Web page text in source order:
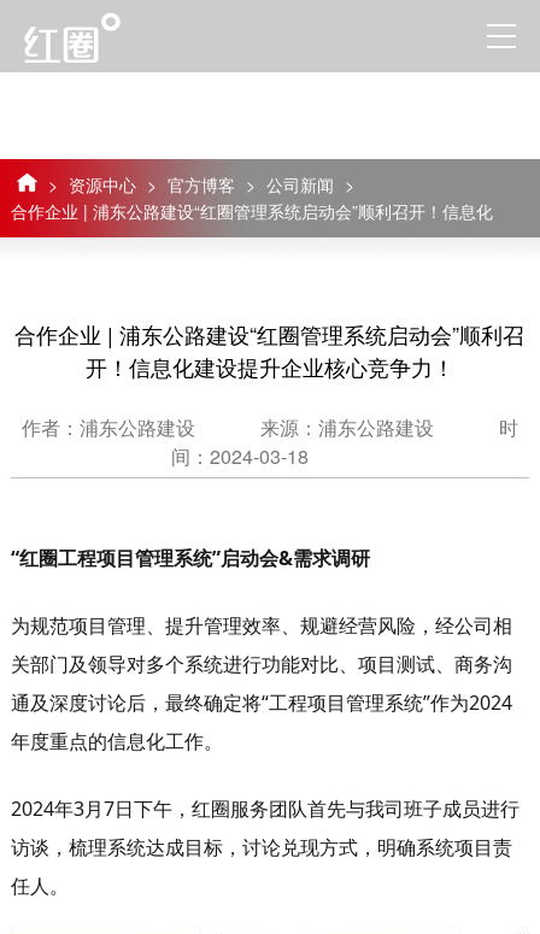
> 资源中心 > 官方博客 > 公司新闻 >
合作企业 | 浦东公路建设“红圈管理系统启动会”顺利召开！信息化
建设提升企业核心竞争力！
合作企业 | 浦东公路建设“红圈管理系统启动会”顺利召
开！信息化建设提升企业核心竞争力！
作者：浦东公路建设 来源：浦东公路建设
时
间：2024-03-18
“红圈工程项目管理系统”启动会&需求调研
为规范项目管理、提升管理效率、规避经营风险，经公司相
关部门及领导对多个系统进行功能对比、项目测试、商务沟
通及深度讨论后，最终确定将“工程项目管理系统”作为2024
年度重点的信息化工作。
2024年3月7日下午，红圈服务团队首先与我司班子成员进行
访谈，梳理系统达成目标，讨论兑现方式，明确系统项目责
任人。